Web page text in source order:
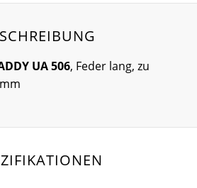
UA 506, Feder lang, zu